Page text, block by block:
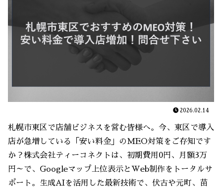
2026.02.14
札幌市東区で店舗ビジネスを営む皆様へ。今、東区で導入
店が急増している「安い料金」のMEO対策をご存知です
か？株式会社ティーコネクトは、初期費用0円、月額3万
円～で、Googleマップ上位表示とWeb制作をトータルサ
ポート。生成AIを活用した最新技術で、伏古や元町、苗